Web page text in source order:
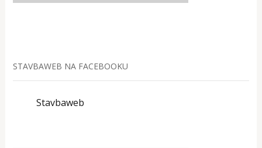
STAVBAWEB NA FACEBOOKU
Stavbaweb